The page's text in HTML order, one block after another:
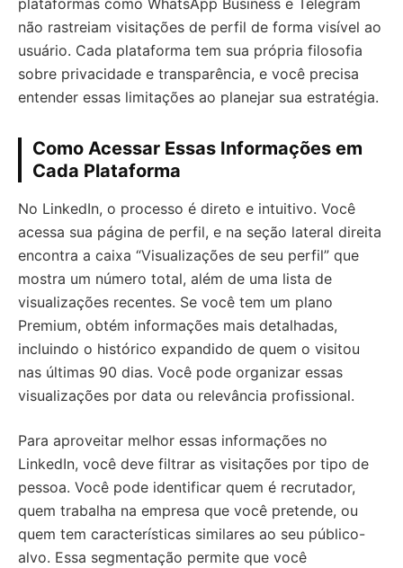
plataformas como WhatsApp Business e Telegram
não rastreiam visitações de perfil de forma visível ao
usuário. Cada plataforma tem sua própria filosofia
sobre privacidade e transparência, e você precisa
entender essas limitações ao planejar sua estratégia.
Como Acessar Essas Informações em
Cada Plataforma
No LinkedIn, o processo é direto e intuitivo. Você
acessa sua página de perfil, e na seção lateral direita
encontra a caixa “Visualizações de seu perfil” que
mostra um número total, além de uma lista de
visualizações recentes. Se você tem um plano
Premium, obtém informações mais detalhadas,
incluindo o histórico expandido de quem o visitou
nas últimas 90 dias. Você pode organizar essas
visualizações por data ou relevância profissional.
Para aproveitar melhor essas informações no
LinkedIn, você deve filtrar as visitações por tipo de
pessoa. Você pode identificar quem é recrutador,
quem trabalha na empresa que você pretende, ou
quem tem características similares ao seu público-
alvo. Essa segmentação permite que você